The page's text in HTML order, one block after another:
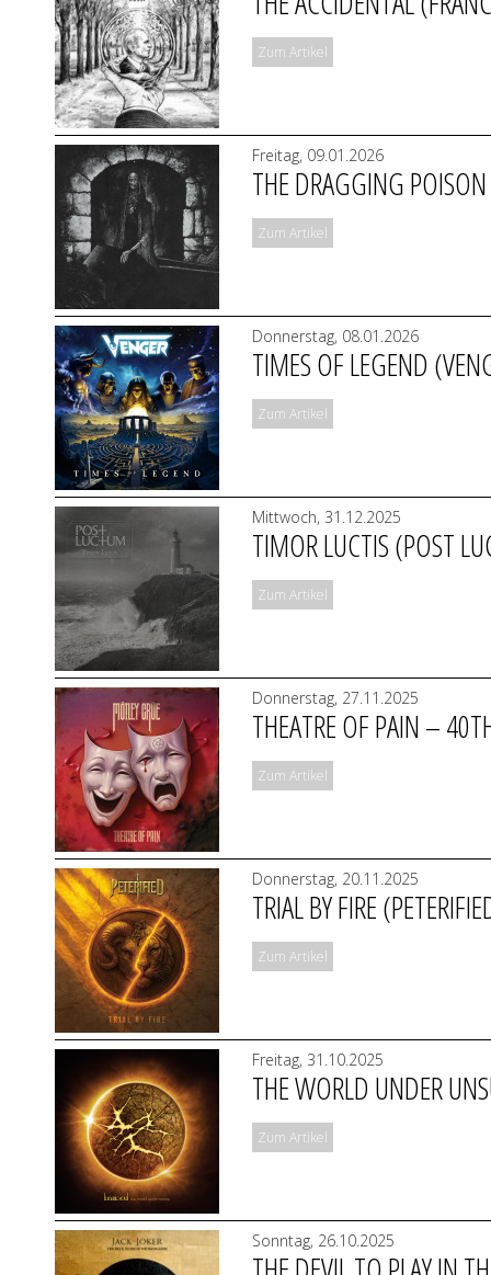
Zum Artikel
Freitag, 09.01.2026
THE DRAGGING
Zum Artikel
Donnerstag, 08.01.2026
TIMES OF LEGEND
Zum Artikel
Mittwoch, 31.12.2025
TIMOR LUCTIS (POST
Zum Artikel
Donnerstag, 27.11.2025
THEATRE OF PAIN –
Zum Artikel
Donnerstag, 20.11.2025
TRIAL BY FIRE
Zum Artikel
Freitag, 31.10.2025
THE WORLD UNDER
Zum Artikel
Sonntag, 26.10.2025